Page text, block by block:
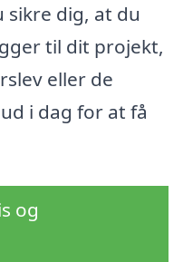
sikre dig, at du
til dit projekt,
eller de
i dag for at få
og